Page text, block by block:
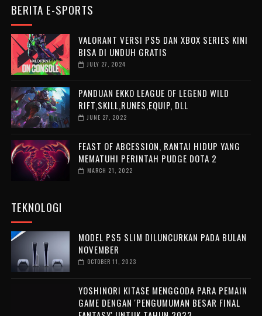
BERITA E-SPORTS
VALORANT VERSI PS5 DAN XBOX SERIES KINI
BISA DI UNDUH GRATIS
JULY 27, 2024
PANDUAN EKKO LEAGUE OF LEGEND WILD
RIFT,SKILL,RUNES,EQUIP, DLL
JUNE 27, 2022
FEAST OF ABCESSION, RANTAI HIDUP YANG
MEMATUHI PERINTAH PUDGE DOTA 2
MARCH 21, 2022
TEKNOLOGI
MODEL PS5 SLIM DILUNCURKAN PADA BULAN
NOVEMBER
OCTOBER 11, 2023
YOSHINORI KITASE MENGGODA PARA PEMAIN
GAME DENGAN 'PENGUMUMAN BESAR FINAL